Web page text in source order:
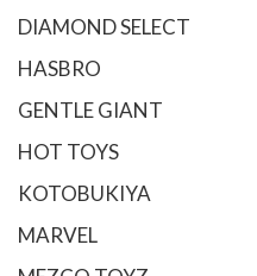
DIAMOND SELECT
HASBRO
GENTLE GIANT
HOT TOYS
KOTOBUKIYA
MARVEL